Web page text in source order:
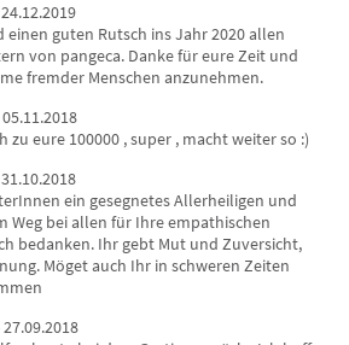
einen guten Rutsch ins Jahr 2020 allen
von pangeca. Danke für eure Zeit und
fremder Menschen anzunehmen.
zu eure 100000 , super , macht weiter so :)
ein gesegnetes Allerheiligen und
Weg bei allen für Ihre empathischen
bedanken. Ihr gebt Mut und Zuversicht,
Möget auch Ihr in schweren Zeiten